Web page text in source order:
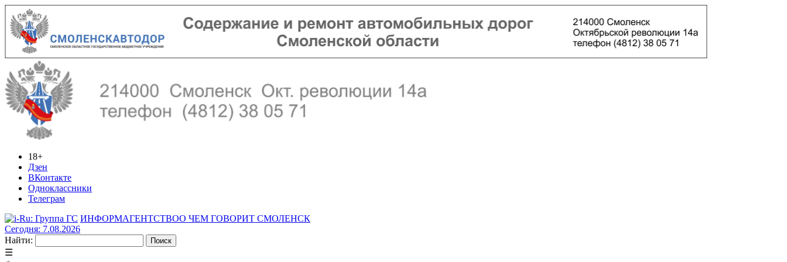
18+
Дзен
ВКонтакте
Одноклассники
Телеграм
ИНФОРМАГЕНТСТВОО ЧЕМ ГОВОРИТ СМОЛЕНСК
Сегодня: 7.08.2026
Найти:
☰